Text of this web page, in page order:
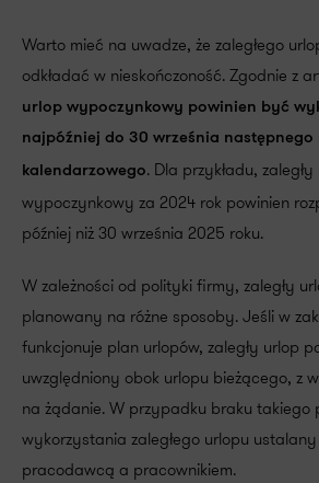
Warto mieć na uwadze, że zaległego
odkładać w nieskończoność. Zgodnie z
urlop wypoczynkowy powinien być
najpóźniej do 30 września następnego
kalendarzowego. Dla przykładu,
wypoczynkowy za 2024 rok powinien
później niż 30 września 2025 roku.
W zależności od polityki firmy, zaległy
planowany na różne sposoby. Jeśli w
funkcjonuje plan urlopów, zaległy urlop
uwzględniony obok urlopu bieżącego, z
na żądanie. W przypadku braku takiego
wykorzystania zaległego urlopu
pracodawcą a pracownikiem.